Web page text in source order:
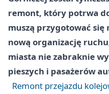
remont, który potrwa
muszą przygotować
nową organizację
miasta nie zabraknie
pieszych i pasażerów
Remont przejazdu